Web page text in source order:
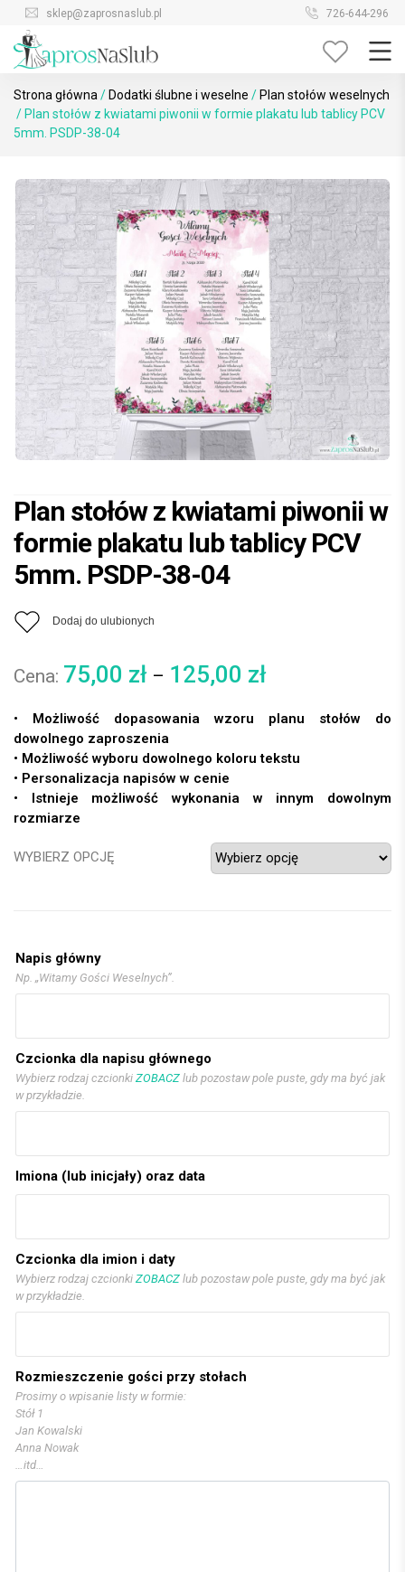
Skip
content
sklep@zaprosnaslub.pl 726-644-296
Strona główna / Dodatki ślubne i weselne / Plan stołów weselnych
/ Plan stołów z kwiatami piwonii w formie plakatu lub tablicy PCV
5mm. PSDP-38-04
Plan stołów z kwiatami piwonii w
formie plakatu lub tablicy PCV
5mm. PSDP-38-04
Dodaj do ulubionych
75,00 zł – 125,00 zł
• Możliwość dopasowania wzoru planu stołów do
dowolnego zaproszenia
• Możliwość wyboru dowolnego koloru tekstu
• Personalizacja napisów w cenie
• Istnieje możliwość wykonania w innym dowolnym
rozmiarze
WYBIERZ OPCJĘ
Napis główny
Np. „Witamy Gości Weselnych”.
Czcionka dla napisu głównego
Wybierz rodzaj czcionki ZOBACZ lub pozostaw pole puste, gdy ma być jak
w przykładzie.
Imiona (lub inicjały) oraz data
Czcionka dla imion i daty
Wybierz rodzaj czcionki ZOBACZ lub pozostaw pole puste, gdy ma być jak
w przykładzie.
Rozmieszczenie gości przy stołach
Prosimy o wpisanie listy w formie:
Stół 1
Jan Kowalski
Anna Nowak
…itd…